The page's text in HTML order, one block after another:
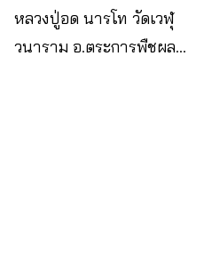
หลวงปู่อด นารโท วัดเวฬุ
วนาราม อ.ตระการพืชผล